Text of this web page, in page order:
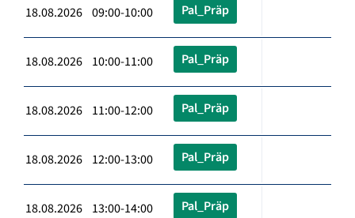
18.08.2026 09:00-10:00 Pal_Präp
18.08.2026 10:00-11:00 Pal_Präp
18.08.2026 11:00-12:00 Pal_Präp
18.08.2026 12:00-13:00 Pal_Präp
18.08.2026 13:00-14:00 Pal_Präp